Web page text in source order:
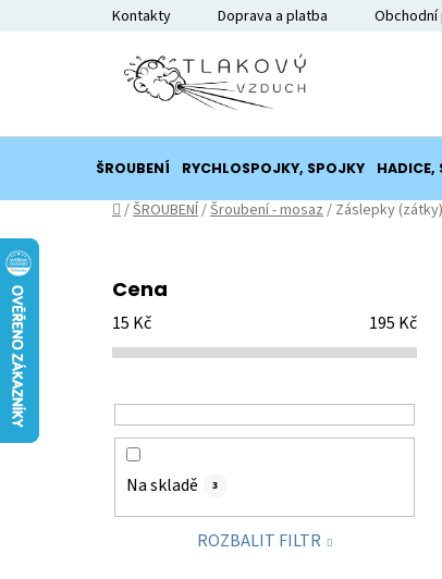
Kontakty Doprava a platba
ŠROUBENÍ RYCHLOSPOJKY, SPOJKY HADICE,
Domů
/ŠROUBENÍ/Šroubení - mosaz/ Záslepky
Cena
15 Kč 195 Kč
Na skladě 3
ROZBALIT FILTR